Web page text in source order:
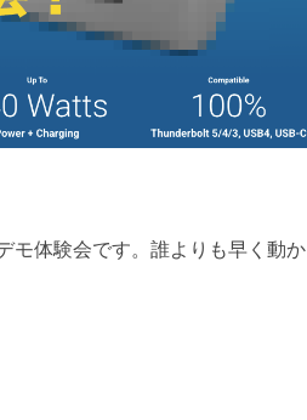
モ体験会です。誰よりも早く動か